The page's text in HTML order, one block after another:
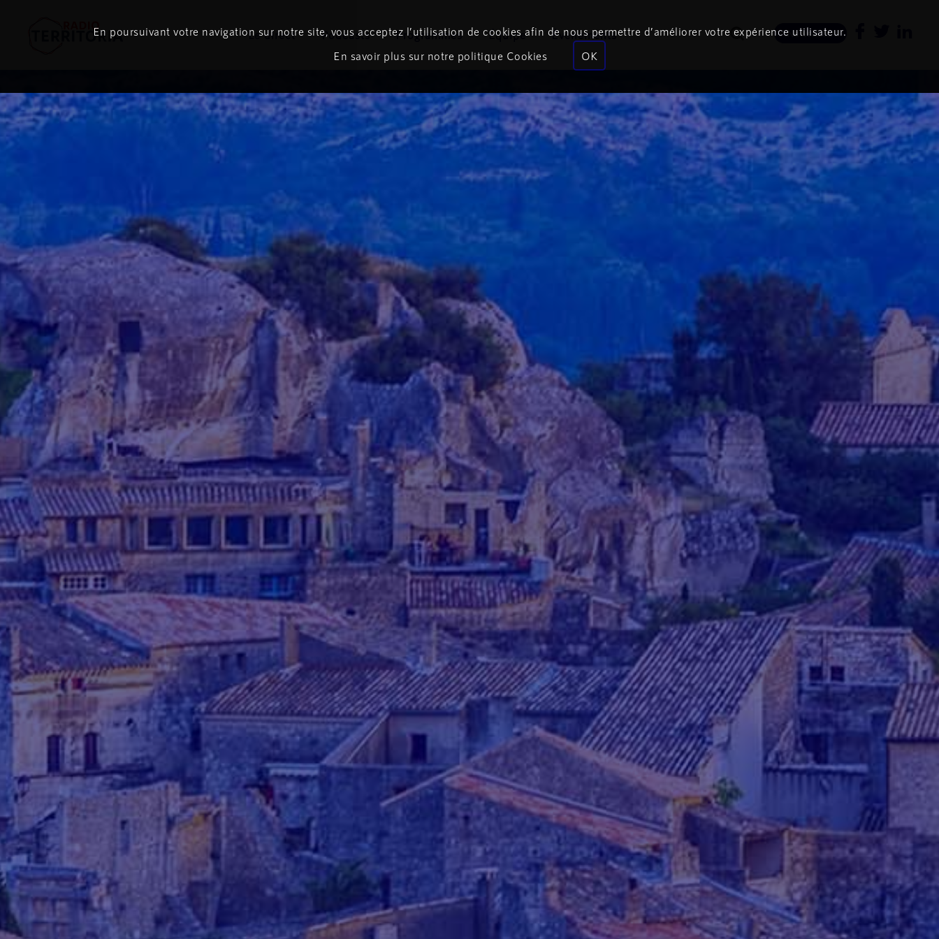
Newsletter
Le direct Podcasts Programmes Équipe Événements
En poursuivant votre navigation sur notre site, vous acceptez l’utilisation de cookies afin de nous permettre d’améliorer votre expérience utilisateur.
En savoir plus sur notre politique Cookies
OK